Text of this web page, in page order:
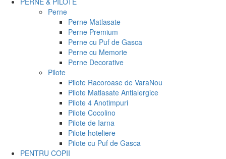
Perne
Perne Matlasate
Perne Premium
Perne cu Puf de Gasca
Perne cu Memorie
Perne Decorative
Pilote
Pilote Racoroase de VaraNou
Pilote Matlasate Antialergice
Pilote 4 Anotimpuri
Pilote Cocolino
Pilote de Iarna
Pilote hoteliere
Pilote cu Puf de Gasca
PENTRU COPII